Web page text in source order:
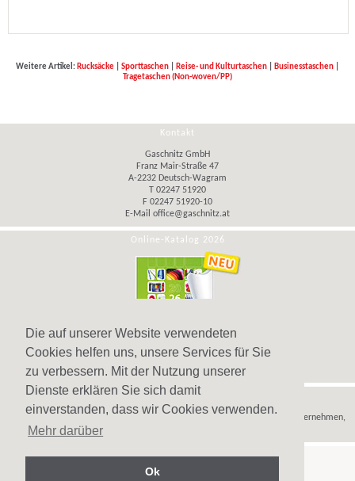
Die auf unserer Website verwendeten
Cookies helfen uns, unsere Services für Sie
zu verbessern. Mit der Nutzung unserer
Dienste erklären Sie sich damit
einverstanden, dass wir Cookies verwenden.
Mehr darüber
Ok
Weitere Artikel: Rucksäcke Sporttaschen Reise- und Kulturtaschen Businesstaschen
Tragetaschen (Non-woven/PP)
Kontakt
Gaschnitz GmbH
Franz Mair-Straße 47
A-2232 Deutsch-Wagram
T 02247 51920
F 02247 51920-10
E-Mail office@gaschnitz.at
Online-Katalog 2026
Hinweis
Werbeartikel
nur an Unternehmen,